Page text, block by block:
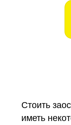
Стоить
иметь